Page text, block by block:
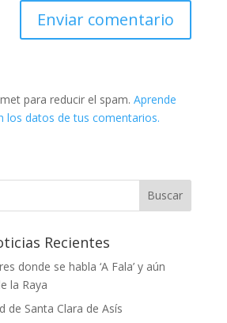
para reducir el spam. Aprende
los datos de tus comentarios.
Recientes
donde se habla ‘A Fala’ y aún
la Raya
de Santa Clara de Asís